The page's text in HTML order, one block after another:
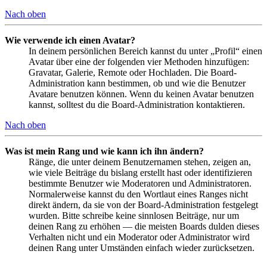
Nach oben
Wie verwende ich einen Avatar?
In deinem persönlichen Bereich kannst du unter „Profil“ einen
Avatar über eine der folgenden vier Methoden hinzufügen:
Gravatar, Galerie, Remote oder Hochladen. Die Board-
Administration kann bestimmen, ob und wie die Benutzer
Avatare benutzen können. Wenn du keinen Avatar benutzen
kannst, solltest du die Board-Administration kontaktieren.
Nach oben
Was ist mein Rang und wie kann ich ihn ändern?
Ränge, die unter deinem Benutzernamen stehen, zeigen an,
wie viele Beiträge du bislang erstellt hast oder identifizieren
bestimmte Benutzer wie Moderatoren und Administratoren.
Normalerweise kannst du den Wortlaut eines Ranges nicht
direkt ändern, da sie von der Board-Administration festgelegt
wurden. Bitte schreibe keine sinnlosen Beiträge, nur um
deinen Rang zu erhöhen — die meisten Boards dulden dieses
Verhalten nicht und ein Moderator oder Administrator wird
deinen Rang unter Umständen einfach wieder zurücksetzen.